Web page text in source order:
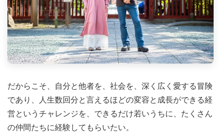
だからこそ、自分と他者を、社会を、深く広く愛する冒険
であり、人生数回分と言えるほどの変容と成長ができる経
営というチャレンジを、できるだけ若いうちに、たくさん
の仲間たちに経験してもらいたい。